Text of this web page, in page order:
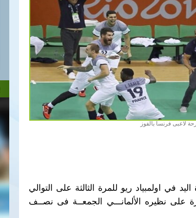
لاعبى فرنسا بالفوز
في اولمبياد ريو للمرة الثالثة على التوالي
على نظيره الألمانـــي الجمعــة فى نصــف